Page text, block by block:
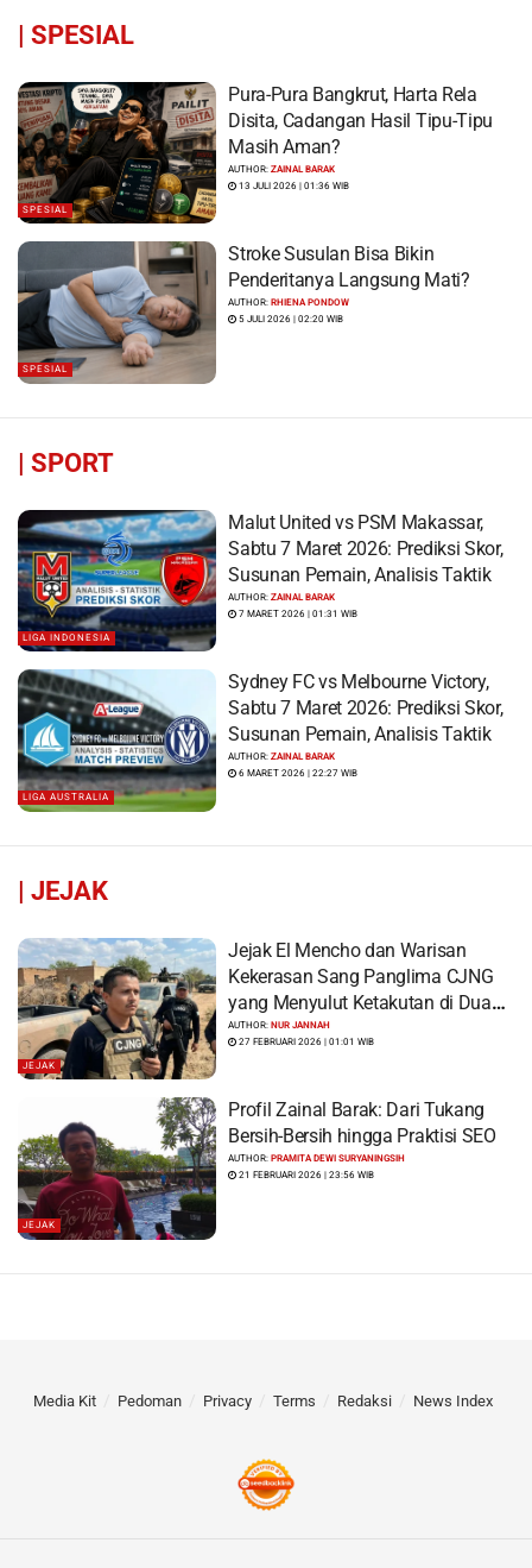
| SPESIAL
SPESIAL
Pura-Pura Bangkrut, Harta Rela
Disita, Cadangan Hasil Tipu-Tipu
Masih Aman?
AUTHOR:ZAINAL BARAK
13 JULI 2026 | 01:36 WIB
SPESIAL
Stroke Susulan Bisa Bikin
Penderitanya Langsung Mati?
AUTHOR:RHIENA PONDOW
5 JULI 2026 | 02:20 WIB
| SPORT
LIGA INDONESIA
Malut United vs PSM Makassar,
Sabtu 7 Maret 2026: Prediksi Skor,
Susunan Pemain, Analisis Taktik
AUTHOR:ZAINAL BARAK
7 MARET 2026 | 01:31 WIB
LIGA AUSTRALIA
Sydney FC vs Melbourne Victory,
Sabtu 7 Maret 2026: Prediksi Skor,
Susunan Pemain, Analisis Taktik
AUTHOR:ZAINAL BARAK
6 MARET 2026 | 22:27 WIB
| JEJAK
JEJAK
Jejak El Mencho dan Warisan
Kekerasan Sang Panglima CJNG
yang Menyulut Ketakutan di Dua
Benua
AUTHOR:NUR JANNAH
27 FEBRUARI 2026 | 01:01 WIB
JEJAK
Profil Zainal Barak: Dari Tukang
Bersih-Bersih hingga Praktisi SEO
AUTHOR:PRAMITA DEWI SURYANINGSIH
21 FEBRUARI 2026 | 23:56 WIB
Media Kit Pedoman Privacy Terms Redaksi News Index